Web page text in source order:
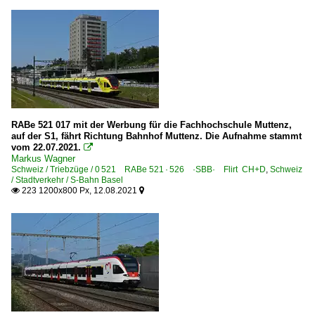
RABe 521 017 mit der Werbung für die Fachhochschule Muttenz,
auf der S1, fährt Richtung Bahnhof Muttenz. Die Aufnahme stammt
vom 22.07.2021. 
Markus Wagner
Schweiz / Triebzüge / 0 521 RABe 521 · 526 ·SBB· Flirt CH+D, Schweiz
/ Stadtverkehr / S-Bahn Basel
 223 1200x800 Px, 12.08.2021 